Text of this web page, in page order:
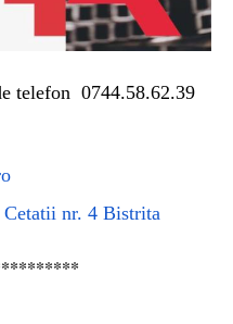
telefon 0744.58.62.39
nr. 4 Bistrita